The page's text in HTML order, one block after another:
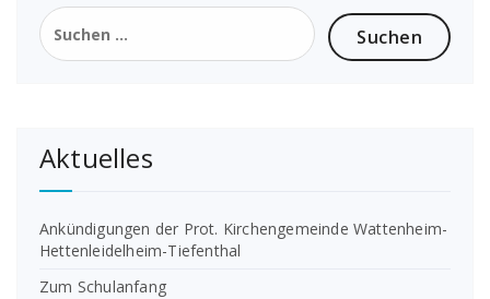
Suchen
nach:
Aktuelles
Ankündigungen der Prot. Kirchengemeinde Wattenheim-
Hettenleidelheim-Tiefenthal
Zum Schulanfang